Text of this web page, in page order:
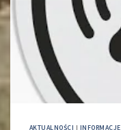
AKTUALNOŚCI | INFORMACJE